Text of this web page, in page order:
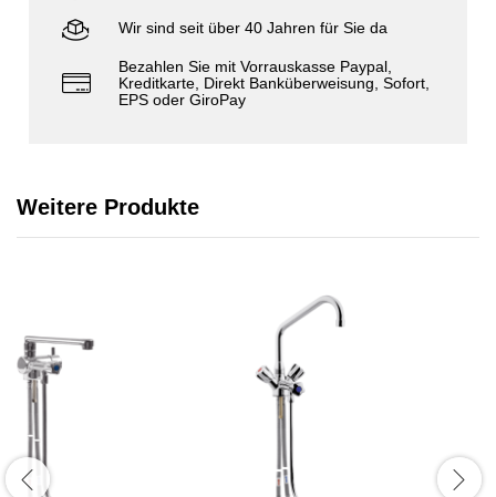
Wir sind seit über 40 Jahren für Sie da
Bezahlen Sie mit Vorrauskasse Paypal,
Kreditkarte, Direkt Banküberweisung, Sofort,
EPS oder GiroPay
Weitere Produkte